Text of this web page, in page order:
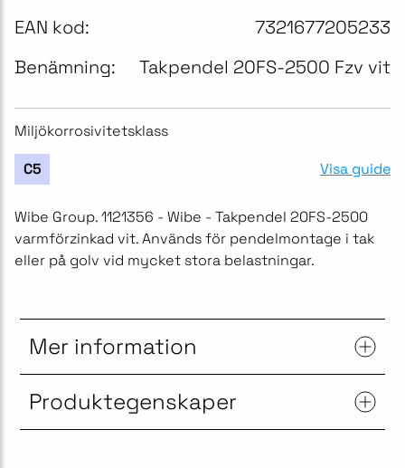
EAN kod:
7321677205233
Benämning:
Takpendel 20FS-2500 Fzv vit
Miljökorrosivitetsklass
C5 Visa guide
Wibe Group. 1121356 - Wibe - Takpendel 20FS-2500
varmförzinkad vit. Används för pendelmontage i tak
eller på golv vid mycket stora belastningar.
Mer information
Produktegenskaper